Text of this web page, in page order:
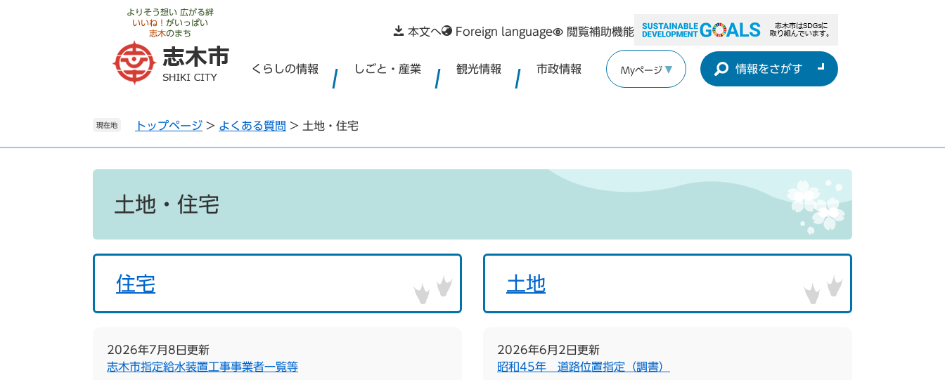
よりそう想い 広がる絆
いいね！ がいっぱい
志木のまち 本文へ Foreign language 閲覧補助機能
くらしの情報 しごと・産業 観光情報 市政情報 Myページ 情報をさがす
現在地 トップページ > よくある質問 > 土地・住宅
土地・住宅
住宅
2026年7月8日更新
志木市指定給水装置工事事業者一覧等
土地
2026年6月2日更新
昭和45年 道路位置指定（調書）